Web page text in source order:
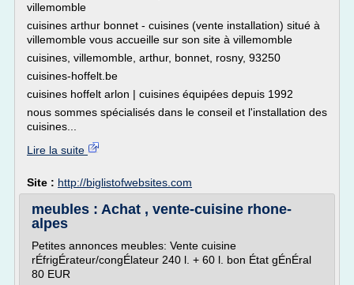
villemomble
cuisines arthur bonnet - cuisines (vente installation) situé à
villemomble vous accueille sur son site à villemomble
cuisines, villemomble, arthur, bonnet, rosny, 93250
cuisines-hoffelt.be
cuisines hoffelt arlon | cuisines équipées depuis 1992
nous sommes spécialisés dans le conseil et l'installation des
cuisines...
Lire la suite
Site : http://biglistofwebsites.com
meubles : Achat , vente-cuisine rhone-
alpes
Petites annonces meubles: Vente cuisine
rÉfrigÉrateur/congÉlateur 240 l. + 60 l. bon État gÉnÉral
80 EUR